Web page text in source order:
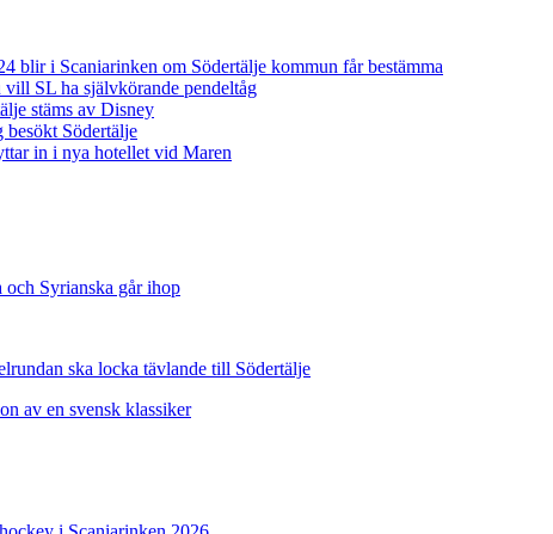
blir i Scaniarinken om Södertälje kommun får bestämma
SL ha självkörande pendeltåg
stäms av Disney
besökt Södertälje
in i nya hotellet vid Maren
Syrianska går ihop
av en svensk klassiker